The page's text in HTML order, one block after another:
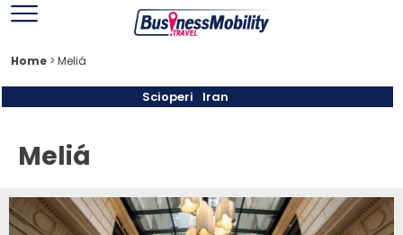
Home > Meliá
Scioperi Iran
Meliá